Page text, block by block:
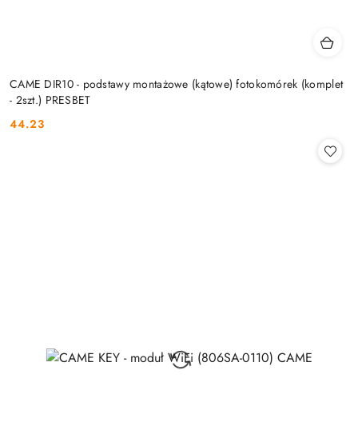
CAME DIR10 - podstawy montażowe (kątowe) fotokomórek (komplet
- 2szt.) PRESBET
Cena:
44.23